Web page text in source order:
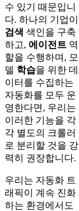
수 있기 때문입니
다. 하나의 기업이
검색 색인을 구축
하고, 에이전트 역
할을 수행하며, 모
델 학습을 위한 데
이터를 수집하는
자동화를 모두 운
영한다면, 우리는
이러한 기능을 각
각 별도의 크롤러
로 분리할 것을 강
력히 권장합니다.
우리는 자동화 트
래픽이 계속 진화
하는 환경에서도